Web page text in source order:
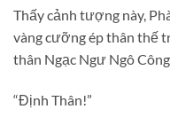
Thấy cảnh tượng này,
vàng cưỡng ép thân thế
thân Ngạc Ngư Ngô
“Định Thân!”